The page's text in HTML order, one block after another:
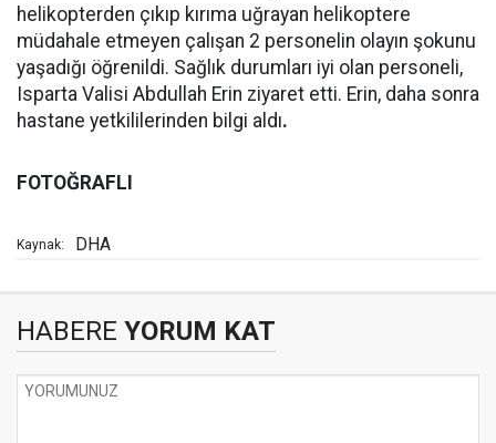
helikopterden çıkıp kırıma uğrayan helikoptere
müdahale etmeyen çalışan 2 personelin olayın şokunu
yaşadığı öğrenildi. Sağlık durumları iyi olan personeli,
Isparta Valisi Abdullah Erin ziyaret etti. Erin, daha sonra
hastane yetkililerinden bilgi aldı.
FOTOĞRAFLI
Kaynak: DHA
HABERE YORUM KAT